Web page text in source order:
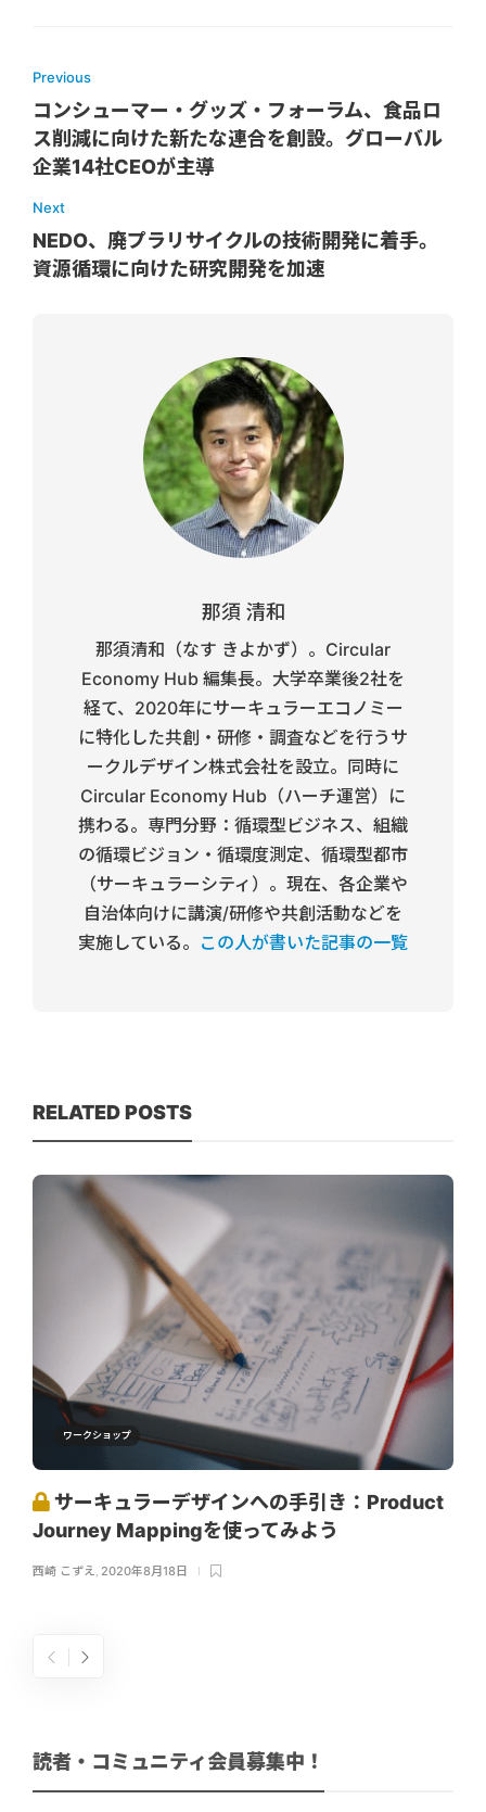
Previous
コンシューマー・グッズ・フォーラム、食品ロ
ス削減に向けた新たな連合を創設。グローバル
企業14社CEOが主導
Next
NEDO、廃プラリサイクルの技術開発に着手。
資源循環に向けた研究開発を加速
那須 清和
那須清和（なす きよかず）。Circular
Economy Hub 編集長。大学卒業後2社を
経て、2020年にサーキュラーエコノミー
に特化した共創・研修・調査などを行うサ
ークルデザイン株式会社を設立。同時に
Circular Economy Hub（ハーチ運営）に
携わる。専門分野：循環型ビジネス、組織
の循環ビジョン・循環度測定、循環型都市
（サーキュラーシティ）。現在、各企業や
自治体向けに講演/研修や共創活動などを
実施している。 この人が書いた記事の一覧
RELATED POSTS
ワークショップ
サーキュラーデザインへの手引き：Product
Journey Mappingを使ってみよう
西崎 こずえ 2020年8月18日
読者・コミュニティ会員募集中！